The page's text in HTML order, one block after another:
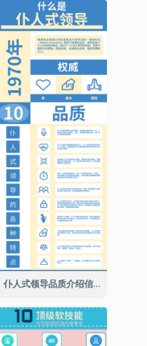
仆人式领导品质介绍信息图表